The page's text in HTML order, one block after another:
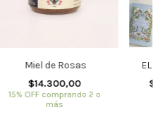
Miel de Rosas
$14.300,00
15% OFF comprando 2 o
más
EL